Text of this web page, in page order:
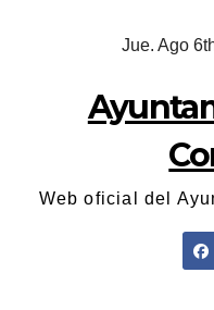
Jue. Ago
Web oficial del